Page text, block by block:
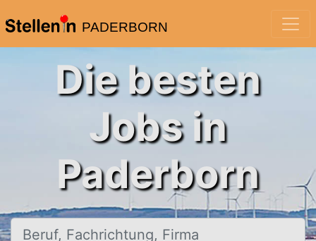
PADERBORN
Die besten
Jobs in
Paderborn
Beruf, Fachrichtung, Firma